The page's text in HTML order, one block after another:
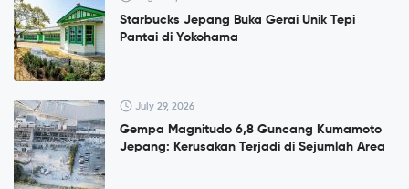
Starbucks Jepang Buka Gerai Unik Tepi
Pantai di Yokohama
July 29, 2026
Gempa Magnitudo 6,8 Guncang Kumamoto
Jepang: Kerusakan Terjadi di Sejumlah Area